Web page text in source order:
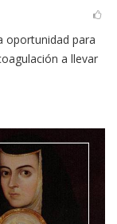
oportunidad para
a llevar